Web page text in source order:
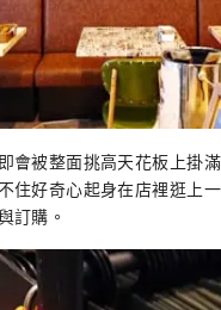
會被整面挑高天花板上掛
住好奇心起身在店裡逛上
訂購。